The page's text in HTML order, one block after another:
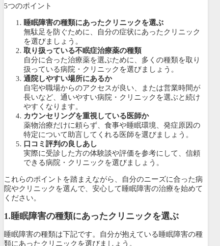
5つのポイント
睡眠障害の種類にあったクリニックを選ぶ
無駄足を防ぐために、自分の症状にあったクリニック
を選びましょう。
取り扱っている不眠症治療薬の種類
自分に合った治療薬を選ぶために、多くの種類を取り
扱っている病院・クリニックを選びましょう。
通院しやすい場所にあるか
自宅や職場からのアクセスが良い、または営業時間が
長いなど、通いやすい病院・クリニックを選ぶと続け
やすくなります。
カウンセリングを重視している医師か
薬物治療だけに頼らず、食事や睡眠環境、発症原因の
特定について助言してくれる医師を選びましょう。
口コミ評判の良しあし
実際に受診した方の体験談や評価を参考にして、信頼
できる病院・クリニックを選びましょう。
これらのポイントを踏まえながら、自分のニーズに合った病
院やクリニックを選んで、安心して睡眠障害の治療を始めて
ください。
1.睡眠障害の種類にあったクリニックを選ぶ
睡眠障害の種類は下記です。自分が抱えている睡眠障害の種
類にあったクリニックを選びましょう。